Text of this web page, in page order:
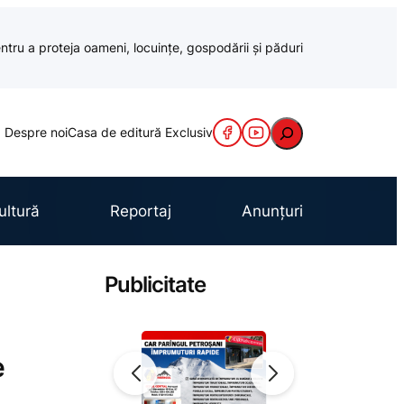
a proteja oameni, locuințe, gospodării și păduri
Despre noiCasa de editură Exclusiv Caută
Reportaj Anunțuri
Publicitate